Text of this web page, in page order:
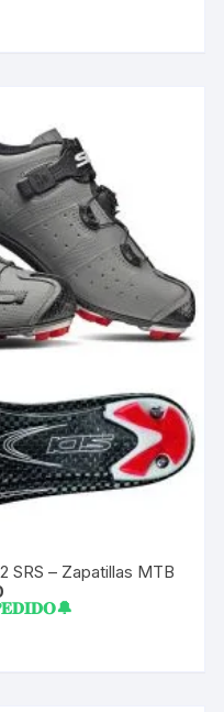
SRS – Zapatillas MTB